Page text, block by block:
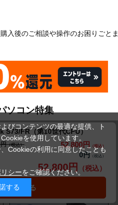
FR（第10世代CPU）
52,800円
0円
52,800円
トに入れる
入後のご相談や操作のお困りごと
ソコン特集
びコンテンツの最適な提供、ト
を使用しています。
Cookieの利用に同意したことも
シーをご確認ください。
する